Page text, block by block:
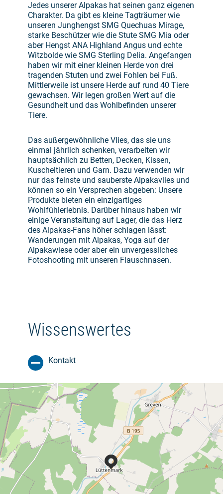
Jedes unserer Alpakas hat seinen ganz eigenen
Charakter. Da gibt es kleine Tagträumer wie
unseren Junghengst SMG Quechuas Mirage,
starke Beschützer wie die Stute SMG Mia oder
aber Hengst ANA Highland Angus und echte
Witzbolde wie SMG Sterling Delia. Angefangen
haben wir mit einer kleinen Herde von drei
tragenden Stuten und zwei Fohlen bei Fuß.
Mittlerweile ist unsere Herde auf rund 40 Tiere
gewachsen. Wir legen großen Wert auf die
Gesundheit und das Wohlbefinden unserer
Tiere.
Das außergewöhnliche Vlies, das sie uns
einmal jährlich schenken, verarbeiten wir
hauptsächlich zu Betten, Decken, Kissen,
Kuscheltieren und Garn. Dazu verwenden wir
nur das feinste und sauberste Alpakavlies und
können so ein Versprechen abgeben: Unsere
Produkte bieten ein einzigartiges
Wohlfühlerlebnis. Darüber hinaus haben wir
einige Veranstaltung auf Lager, die das Herz
des Alpakas-Fans höher schlagen lässt:
Wanderungen mit Alpakas, Yoga auf der
Alpakawiese oder aber ein unvergessliches
Fotoshooting mit unseren Flauschnasen.
Wissenswertes
Kontakt